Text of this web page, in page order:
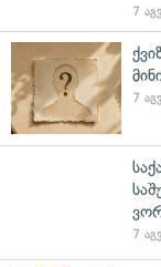
7
7
7